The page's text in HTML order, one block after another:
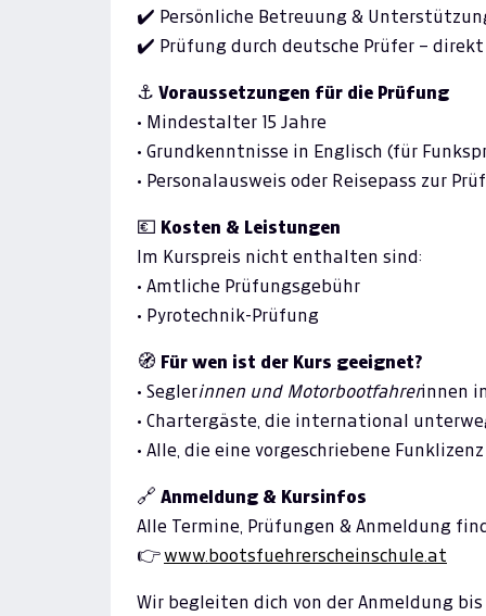
✔️ Persönliche Betreuung &
✔️ Prüfung durch deutsche Prüfer – direkt
⚓ Voraussetzungen für die Prüfung
• Mindestalter 15 Jahre
• Grundkenntnisse in Englisch (für
• Personalausweis oder Reisepass zur
💶 Kosten & Leistungen
Im Kurspreis nicht enthalten sind:
• Amtliche Prüfungsgebühr
• Pyrotechnik-Prüfung
🧭 Für wen ist der Kurs geeignet?
• Seglerinnen und Motorbootfahrerinnen
• Chartergäste, die international
• Alle, die eine vorgeschriebene
🔗 Anmeldung & Kursinfos
Alle Termine, Prüfungen & Anmeldung
👉www.bootsfuehrerscheinschule.at
Wir begleiten dich von der Anmeldung